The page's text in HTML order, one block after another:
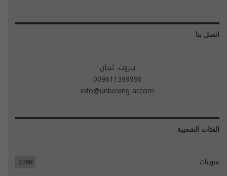
اتصل بنا
بيروت، لبنان
009611399996
info@unboxing-ar.com
الفئات الشعبية
منوعات
3288